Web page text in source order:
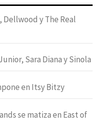
Dellwood y The Real
Sara Diana y Sinola
en Itsy Bitzy
se matiza en East of